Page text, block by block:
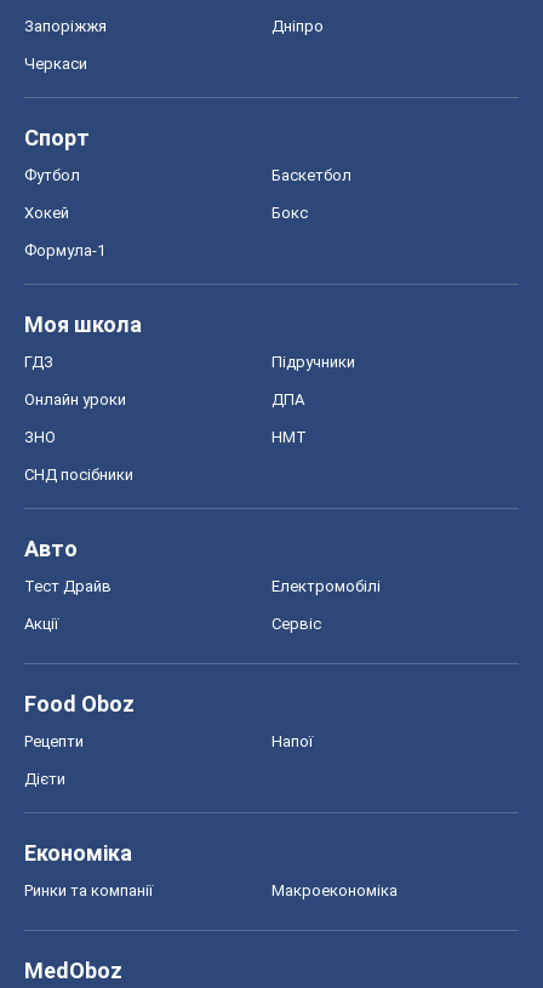
Запоріжжя Дніпро
Черкаси
Спорт
Футбол Баскетбол
Хокей Бокс
Формула-1
Моя школа
ГДЗ Підручники
Онлайн уроки ДПА
ЗНО НМТ
СНД посібники
Авто
Тест Драйв Електромобілі
Акції Сервіс
Food Oboz
Рецепти Напої
Дієти
Економіка
Ринки та компанії Макроекономіка
MedOboz